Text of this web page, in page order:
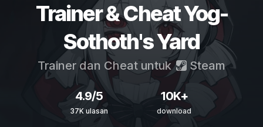
Trainer & Cheat Yog-
Sothoth's Yard
Trainer dan Cheat untuk Steam
4.9/5
37K ulasan
10K+
download